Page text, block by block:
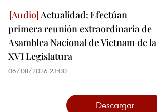
Actualidad: Efectúan
primera reunión extraordinaria de
Asamblea Nacional de Vietnam de la
XVI Legislatura
06/08/2026 23:00
Descargar